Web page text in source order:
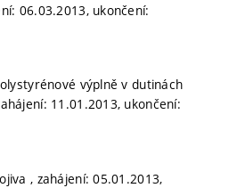
06.03.2013, ukončení:
výplně v dutinách
11.01.2013, ukončení:
, zahájení: 05.01.2013,